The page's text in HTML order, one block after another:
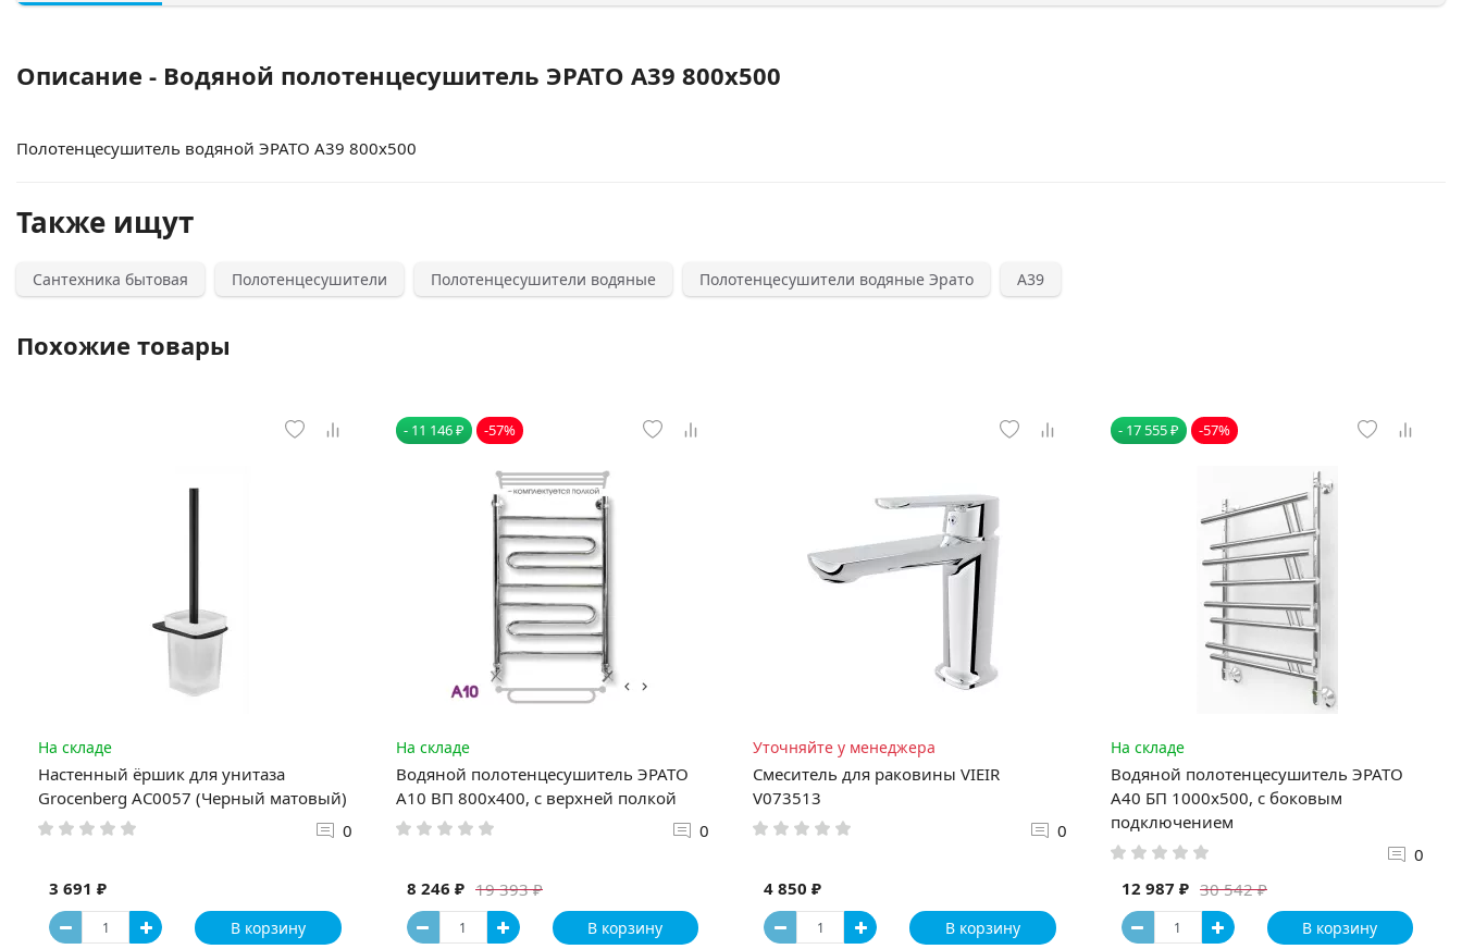
Описание - Водяной полотенцесушитель ЭРАТО А39 800x500
Полотенцесушитель водяной ЭРАТО А39 800x500
Также ищут
Сантехника бытовая Полотенцесушители Полотенцесушители водяные Полотенцесушители водяные Эрато А39
Похожие товары
На складе
Настенный ёршик для унитаза
Grocenberg AC0057 (Черный матовый)
0
3 691 ₽
В корзину
- 11 146 ₽ -57%
На складе
Водяной полотенцесушитель ЭРАТО
А10 ВП 800x400, с верхней полкой
0
19 393 ₽
8 246 ₽
В корзину
Уточняйте у менеджера
Смеситель для раковины VIEIR
V073513
0
4 850 ₽
В корзину
- 17 555 ₽ -57%
На складе
Водяной полотенцесушитель ЭРАТО
А40 БП 1000x500, с боковым
подключением
0
30 542 ₽
12 987 ₽
В корзину